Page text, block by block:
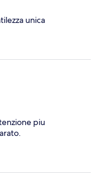
unica
piu